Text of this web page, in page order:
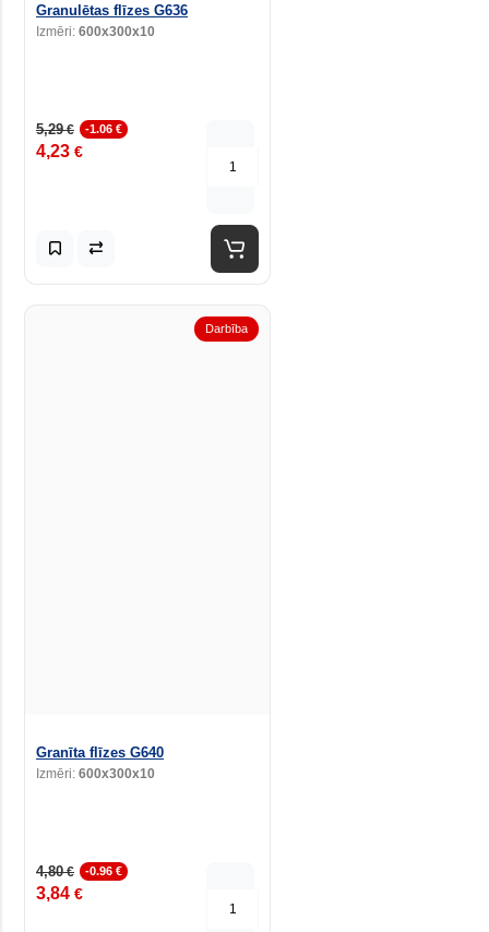
Granulētas flīzes G636
Izmēri: 600x300x10
5,29€ -1.06 €
4,23 €
Darbība
Granīta flīzes G640
Izmēri: 600x300x10
4,80€ -0.96 €
3,84 €